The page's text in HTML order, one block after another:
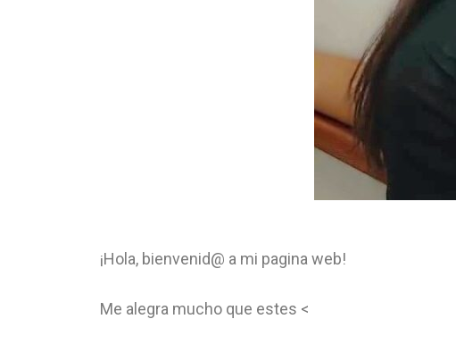
¡Hola, bienvenid@ a mi pagina web!
Me alegra mucho que estes <